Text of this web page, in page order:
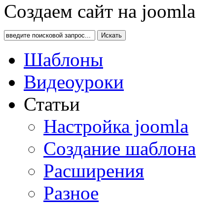
Создаем сайт на joomla
Искать
Шаблоны
Видеоуроки
Статьи
Настройка joomla
Создание шаблона
Расширения
Разное